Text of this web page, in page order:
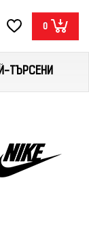
0
ТЪРСЕНИ